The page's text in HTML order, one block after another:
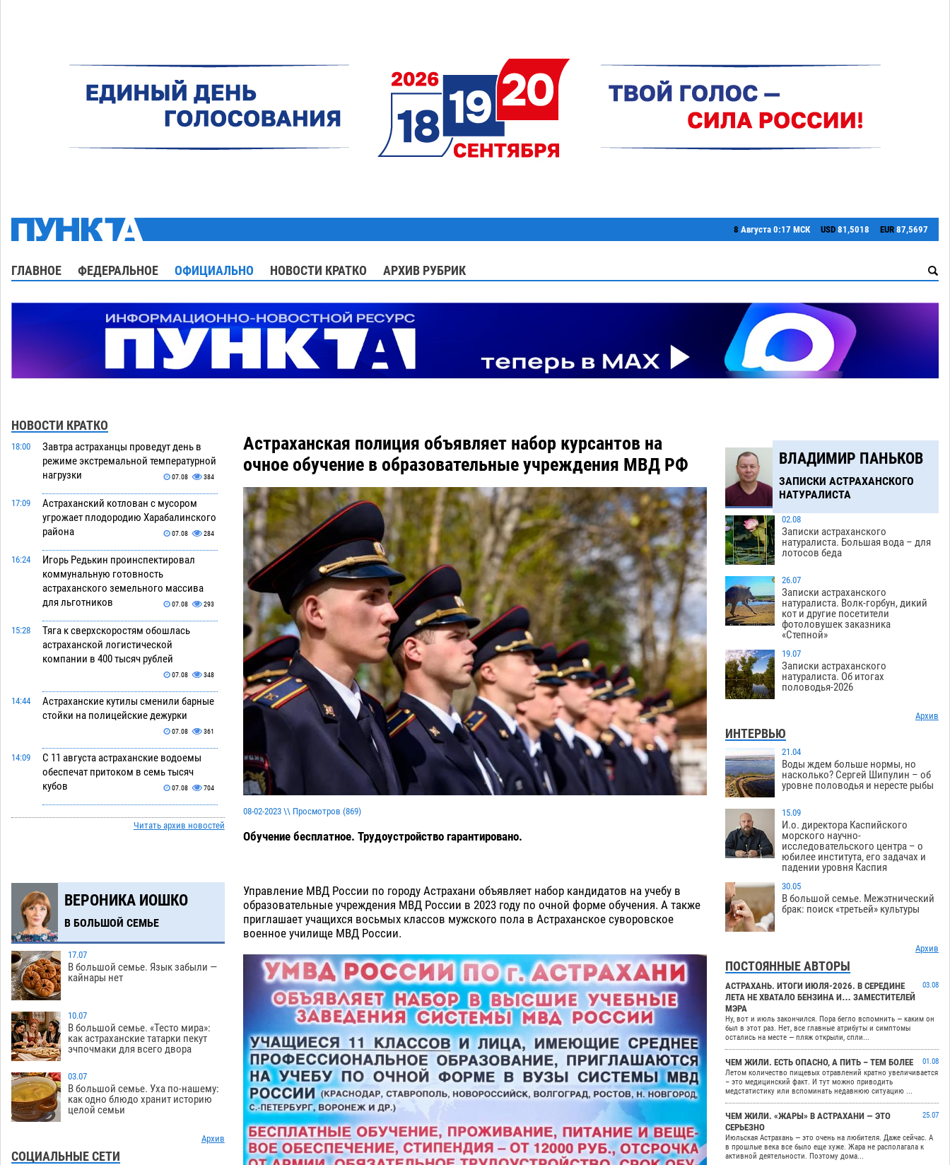
8 Августа 0:17 МСК USD 81,5018 EUR 87,5697
ГЛАВНОЕ ФЕДЕРАЛЬНОЕ ОФИЦИАЛЬНО НОВОСТИ КРАТКО АРХИВ РУБРИК
НОВОСТИ КРАТКО
18:00
Завтра астраханцы проведут день в
режиме экстремальной температурной
нагрузки
07.08 384
17:09
Астраханский котлован с мусором
угрожает плодородию Харабалинского
района
07.08 284
16:24
Игорь Редькин проинспектировал
коммунальную готовность
астраханского земельного массива
для льготников
07.08 293
15:28
Тяга к сверхскоростям обошлась
астраханской логистической
компании в 400 тысяч рублей
07.08 348
14:44
Астраханские кутилы сменили барные
стойки на полицейские дежурки
07.08 361
14:09
С 11 августа астраханские водоемы
обеспечат притоком в семь тысяч
кубов
07.08 704
Астраханский аэропорт попробует
отбиться от ворон в апелляционном
древнюю помойку
11:58
В Астрахани подросток угнал
мотоцикл и похитил чужие мобильник
с банковскими картами
07.08 342
11:20
Астраханцев ждут на парковом газоне
с призами и эрмитажными котами
10:43
Астраханский суд встал на сторону
МЧС в споре за возврат униформы
07.08
10:02
На Всероссийской Спартакиаде
астраханские гандболисты уступили
казанским «драконам»
Краснодарской в Астрахани
Читать архив новостей
ВЕРОНИКА ИОШКО
В БОЛЬШОЙ СЕМЬЕ
17.07
В большой семье. Язык забыли —
кайнары нет
10.07
В большой семье. «Тесто мира»:
как астраханские татарки пекут
эчпочмаки для всего двора
03.07
В большой семье. Уха по-нашему:
как одно блюдо хранит историю
целой семьи
Архив
СОЦИАЛЬНЫЕ СЕТИ
Астраханская полиция объявляет набор курсантов на
очное обучение в образовательные учреждения МВД РФ
08-02-2023 \\ Просмотров (869)
Обучение бесплатное. Трудоустройство гарантировано.
Управление МВД России по городу Астрахани объявляет набор кандидатов на учебу в
образовательные учреждения МВД России в 2023 году по очной форме обучения. А также
приглашает учащихся восьмых классов мужского пола в Астраханское суворовское
военное училище МВД России.
ВЛАДИМИР ПАНЬКОВ
ЗАПИСКИ АСТРАХАНСКОГО
НАТУРАЛИСТА
02.08
Записки астраханского
натуралиста. Большая вода – для
лотосов беда
26.07
Записки астраханского
натуралиста. Волк-горбун, дикий
кот и другие посетители
фотоловушек заказника
«Степной»
19.07
Записки астраханского
натуралиста. Об итогах
половодья-2026
Архив
ИНТЕРВЬЮ
21.04
Воды ждем больше нормы, но
насколько? Сергей Шипулин – об
уровне половодья и нересте рыбы
15.09
И.о. директора Каспийского
морского научно-
исследовательского центра – о
юбилее института, его задачах и
падении уровня Каспия
30.05
В большой семье. Межэтнический
брак: поиск «третьей» культуры
Архив
ПОСТОЯННЫЕ АВТОРЫ
АСТРАХАНЬ. ИТОГИ ИЮЛЯ-2026. В СЕРЕДИНЕ
ЛЕТА НЕ ХВАТАЛО БЕНЗИНА И… ЗАМЕСТИТЕЛЕЙ
МЭРА
03.08
Ну, вот и июль закончился. Пора бегло вспомнить — каким он
был в этот раз. Нет, все главные атрибуты и симптомы
остались на месте — пляж открыли, спли...
ЧЕМ ЖИЛИ. ЕСТЬ ОПАСНО, А ПИТЬ – ТЕМ БОЛЕЕ
01.08
Летом количество пищевых отравлений кратно увеличивается
– это медицинский факт. И тут можно приводить
медстатистику или вспоминать недавнюю ситуацию ...
ЧЕМ ЖИЛИ. «ЖАРЫ» В АСТРАХАНИ — ЭТО
СЕРЬЕЗНО
25.07
Июльская Астрахань — это очень на любителя. Даже сейчас. А
в прошлые века все было еще хуже. Жара не располагала к
активной деятельности. Поэтому дома...